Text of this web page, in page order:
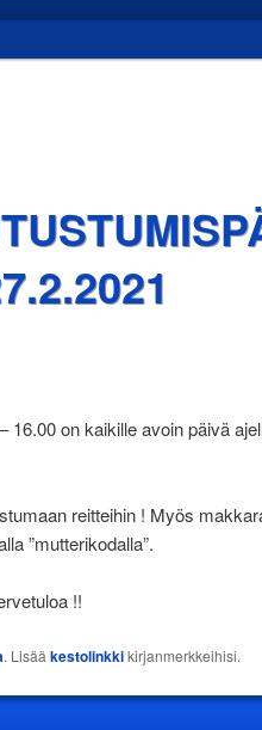
16.00 on kaikille avoin päivä
reitteihin ! Myös
”mutterikodalla”.
!!
. Lisää kestolinkkikirjanmerkkeihisi.